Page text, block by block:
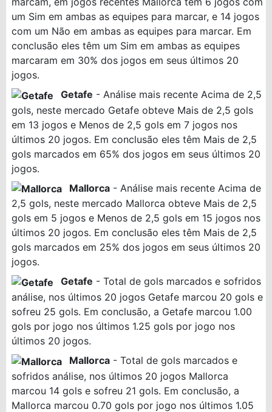
um Sim em ambas as equipes para marcar, e 14 jogos
com um Não em ambas as equipes para marcar. Em
conclusão eles têm um Sim em ambas as equipes
marcaram em 30% dos jogos em seus últimos 20
jogos.
Getafe - Análise mais recente Acima de 2,5
gols, neste mercado Getafe obteve Mais de 2,5 gols
em 13 jogos e Menos de 2,5 gols em 7 jogos nos
últimos 20 jogos. Em conclusão eles têm Mais de 2,5
gols marcados em 65% dos jogos em seus últimos 20
jogos.
Mallorca - Análise mais recente Acima de
2,5 gols, neste mercado Mallorca obteve Mais de 2,5
gols em 5 jogos e Menos de 2,5 gols em 15 jogos nos
últimos 20 jogos. Em conclusão eles têm Mais de 2,5
gols marcados em 25% dos jogos em seus últimos 20
jogos.
Getafe - Total de gols marcados e sofridos
análise, nos últimos 20 jogos Getafe marcou 20 gols e
sofreu 25 gols. Em conclusão, a Getafe marcou 1.00
gols por jogo nos últimos 1.25 gols por jogo nos
últimos 20 jogos.
Mallorca - Total de gols marcados e
sofridos análise, nos últimos 20 jogos Mallorca
marcou 14 gols e sofreu 21 gols. Em conclusão, a
Mallorca marcou 0.70 gols por jogo nos últimos 1.05